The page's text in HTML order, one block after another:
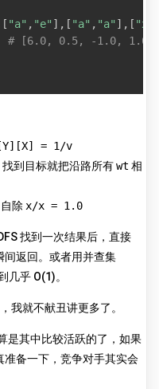
[ "a" , "e" ] , [ "a" , "a" ] , [ "x"
# [6.0, 0.5, -1.0, 1.0,
= 1/v
到目标就把沿路所有wt 相
自除 x/x = 1.0
找到一次结果后，直接
间返回。或者用并查集
几乎 O(1)。
我就不献丑讲更多了。
是其中比较活跃的了，如果
备一下，竞争对手其实会